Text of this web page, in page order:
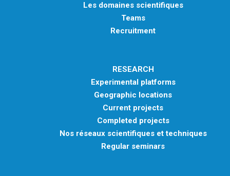
Les domaines scientifiques
Teams
Recruitment
RESEARCH
Experimental platforms
Geographic locations
Current projects
Completed projects
Nos réseaux scientifiques et techniques
Regular seminars